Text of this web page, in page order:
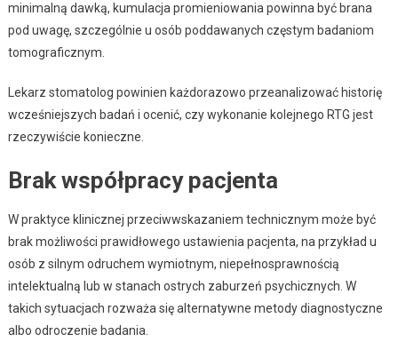
minimalną dawką, kumulacja promieniowania powinna być brana
pod uwagę, szczególnie u osób poddawanych częstym badaniom
tomograficznym.
Lekarz stomatolog powinien każdorazowo przeanalizować historię
wcześniejszych badań i ocenić, czy wykonanie kolejnego RTG jest
rzeczywiście konieczne.
Brak współpracy pacjenta
W praktyce klinicznej przeciwwskazaniem technicznym może być
brak możliwości prawidłowego ustawienia pacjenta, na przykład u
osób z silnym odruchem wymiotnym, niepełnosprawnością
intelektualną lub w stanach ostrych zaburzeń psychicznych. W
takich sytuacjach rozważa się alternatywne metody diagnostyczne
albo odroczenie badania.